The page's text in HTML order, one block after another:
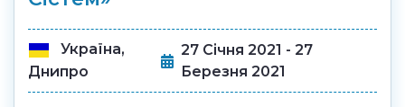
Україна,
Днипро
27 Січня 2021 - 27
Березня 2021